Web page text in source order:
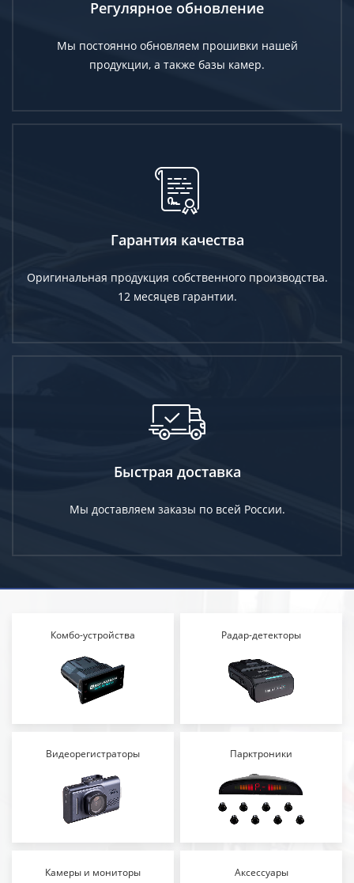
Регулярное обновление
Мы постоянно обновляем прошивки нашей
продукции, а также базы камер.
Гарантия качества
Оригинальная продукция собственного производства.
12 месяцев гарантии.
Быстрая доставка
Мы доставляем заказы по всей России.
Комбо-устройства Радар-детекторы
Видеорегистраторы Парктроники
Камеры и мониторы Аксессуары